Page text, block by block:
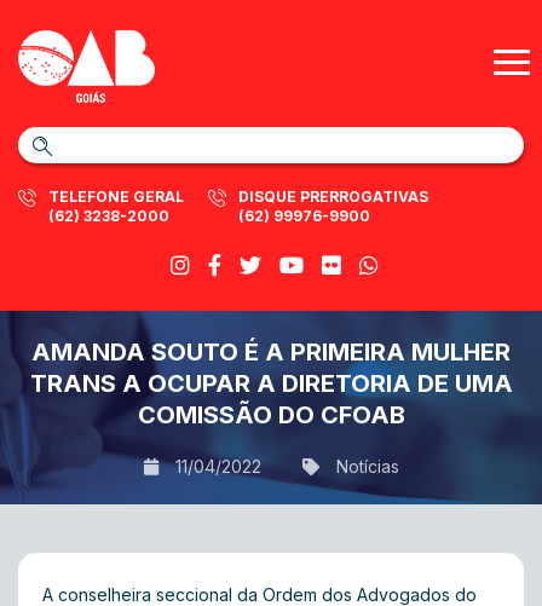
TELEFONE GERAL
(62) 3238-2000
DISQUE PRERROGATIVAS
(62) 99976-9900
AMANDA SOUTO É A PRIMEIRA MULHER
TRANS A OCUPAR A DIRETORIA DE UMA
COMISSÃO DO CFOAB
11/04/2022 Notícias
A conselheira seccional da Ordem dos Advogados do